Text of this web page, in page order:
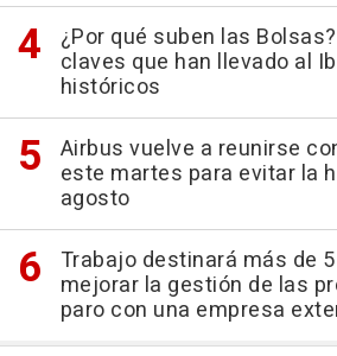
¿Por qué suben las
claves que han llevado al
históricos
Airbus vuelve a reunirse
este martes para evitar la
agosto
Trabajo destinará más de
mejorar la gestión de las
paro con una empresa